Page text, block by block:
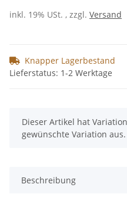
inkl. 19% USt. , zzgl. Versand
Knapper Lagerbestand
Lieferstatus: 1-2 Werktage
x
Dieser Artikel hat
gewünschte Variation aus.
Beschreibung